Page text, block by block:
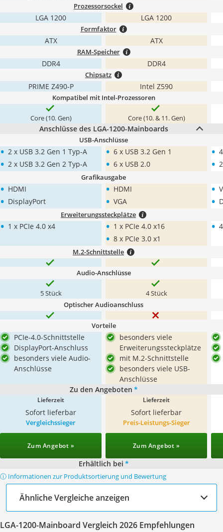
Prozessorsockel
LGA 1200 LGA 1200
Formfaktor
ATX ATX
RAM-Speicher
DDR4 DDR4
Chipsatz
PRIME Z490-P Intel Z590
Kompatibel mit Intel-Prozessoren
Core (10. Gen) Core (10. & 11. Gen)
Anschlüsse des LGA-1200-Mainboards
USB-Anschlüsse
• 2 x USB 3.2 Gen 1 Typ-A
• 2 x USB 3.2 Gen 2 Typ-A
• 6 x USB 3.2 Gen 1
• 6 x USB 2.0
•
•
Grafikausgabe
• HDMI
• DisplayPort
• HDMI
• VGA
•
•
Erweiterungssteckplätze
• 1 x PCIe 4.0 x4 • 1 x PCIe 4.0 x16
• 8 x PCIe 3.0 x1
•
M.2-Schnittstelle
Audio-Anschlüsse
5 Stück 4 Stück
Optischer Audioanschluss
Vorteile
PCIe-4.0-Schnittstelle
DisplayPort-Anschluss
besonders viele Audio-
Anschlüsse
besonders viele
Erweiterungssteckplätze
mit M.2-Schnittstelle
besonders viele USB-
Anschlüsse
Zu den Angeboten *
Lieferzeit
Sofort lieferbar
Lieferzeit
Sofort lieferbar
Vergleichssieger
Zum Angebot »
Preis-Leistungs-Sieger
Zum Angebot »
Erhältlich bei *
ⓘ Informationen zur Produktsortierung und Bewertung
Ähnliche Vergleiche anzeigen
LGA-1200-Mainboard Vergleich 2026 Empfehlungen